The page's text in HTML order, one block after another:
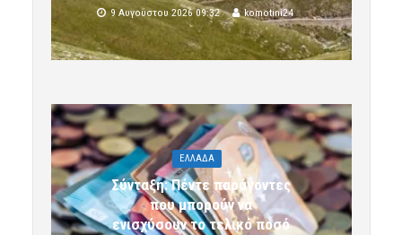
9 Αυγούστου 2026 09:32 komotini24
ΕΛΛΑΔΑ
Σύνταξη: Πέντε παράγοντες
που μπορούν να
ενισχύσουν το τελικό ποσό